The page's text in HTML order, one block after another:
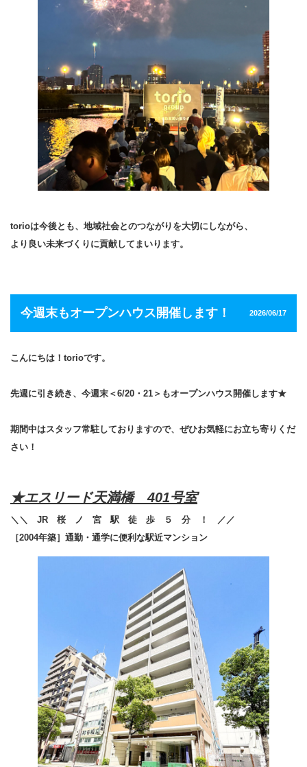
torioは今後とも、地域社会とのつながりを大切にしながら、
より良い未来づくりに貢献してまいります。
今週末もオープンハウス開催します！ 2026/06/17
こんにちは！torioです。
先週に引き続き、今週末＜6/20・21＞もオープンハウス開催します★
期間中はスタッフ常駐しておりますので、ぜひお気軽にお立ち寄りくだ
さい！
★エスリード天満橋 401号室
＼＼ JR 桜 ノ 宮 駅 徒 歩 ５ 分 ！ ／／
［2004年築］通勤・通学に便利な駅近マンション